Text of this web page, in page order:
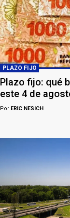
PLAZO FIJO
Plazo fijo: qué
este 4 de
Por ERIC NESICH